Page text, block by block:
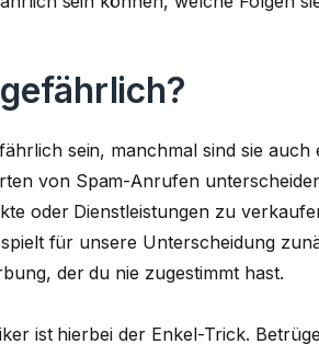
sein, manchmal sind sie
von Spam-Anrufen
oder Dienstleistungen zu
für unsere Unterscheidung
der du nie zugestimmt hast.
ist hierbei der Enkel-Trick.